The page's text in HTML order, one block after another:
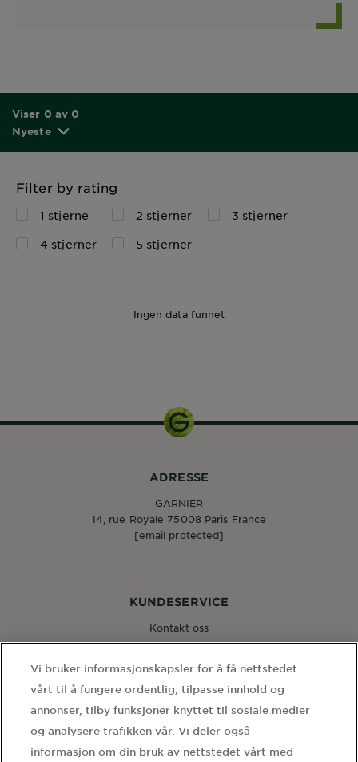
Viser 0 av 0
Nyeste
Filter by rating
1 stjerne 2 stjerner
3 stjerner
4 stjerner
5 stjerner
Ingen data funnet
KUNDESERVICE
Kontakt oss
FØLG OSS
ADRESSE
GARNIER
14, rue Royale 75008 Paris France
[email protected]
Vi bruker informasjonskapsler for å få nettstedet
vårt til å fungere ordentlig, tilpasse innhold og
annonser, tilby funksjoner knyttet til sosiale medier
og analysere trafikken vår. Vi deler også
informasjon om din bruk av nettstedet vårt med